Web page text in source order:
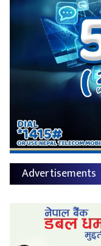
Advertisements